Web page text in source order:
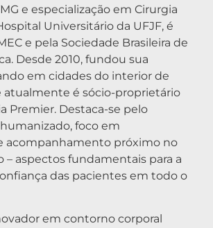
e especialização em Cirurgia
Universitário da UFJF, é
e pela Sociedade Brasileira de
Desde 2010, fundou sua
em cidades do interior de
atualmente é sócio-proprietário
Premier. Destaca-se pelo
foco em
acompanhamento próximo no
– aspectos fundamentais para a
das pacientes em todo o
em contorno corporal